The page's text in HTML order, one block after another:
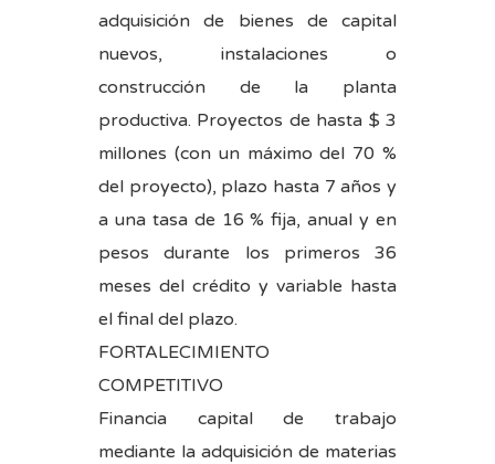
adquisición de bienes de capital
nuevos, instalaciones o
construcción de la planta
productiva. Proyectos de hasta $ 3
millones (con un máximo del 70 %
del proyecto), plazo hasta 7 años y
a una tasa de 16 % fija, anual y en
pesos durante los primeros 36
meses del crédito y variable hasta
el final del plazo.
FORTALECIMIENTO
COMPETITIVO
Financia capital de trabajo
mediante la adquisición de materias